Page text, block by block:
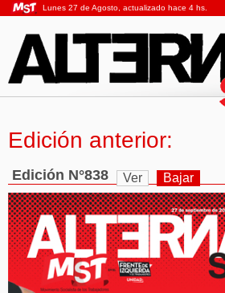
Lunes 27 de Agosto, actualizado hace 4 hs.
Edición anterior:
Edición N°838 Ver Bajar